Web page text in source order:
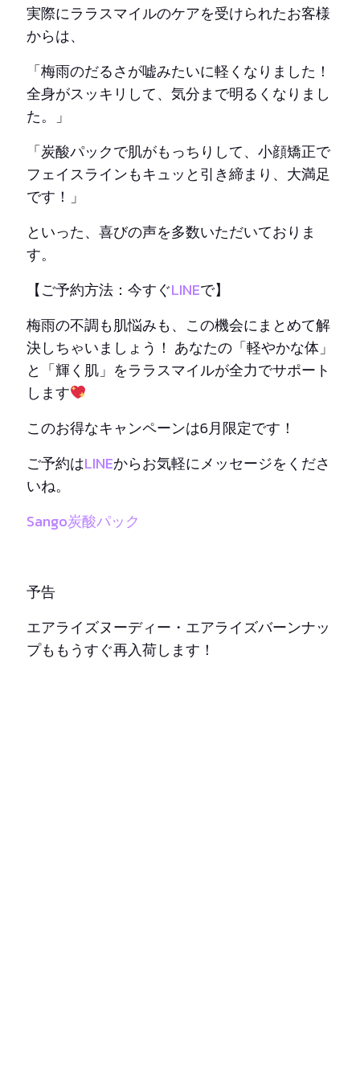
実際にララスマイルのケアを受けられたお客様
からは、
「梅雨のだるさが嘘みたいに軽くなりました！
全身がスッキリして、気分まで明るくなりまし
た。」
「炭酸パックで肌がもっちりして、小顔矯正で
フェイスラインもキュッと引き締まり、大満足
です！」
といった、喜びの声を多数いただいておりま
す。
【ご予約方法：今すぐLINEで】
梅雨の不調も肌悩みも、この機会にまとめて解
決しちゃいましょう！ あなたの「軽やかな体」
と「輝く肌」をララスマイルが全力でサポート
します
このお得なキャンペーンは6月限定です！
ご予約はLINEからお気軽にメッセージをくださ
いね。
Sango炭酸パック
予告
エアライズヌーディー・エアライズバーンナッ
プももうすぐ再入荷します！